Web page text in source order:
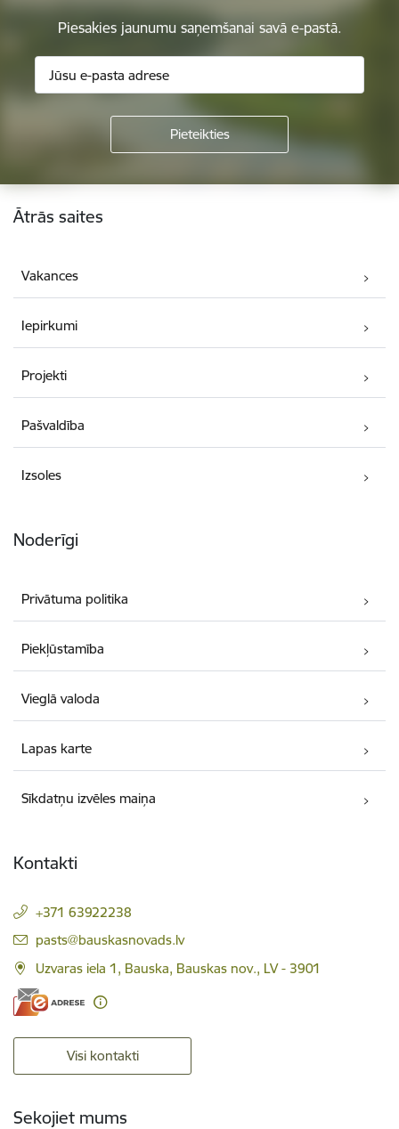
Piesakies jaunumu saņemšanai savā e-pastā.
Kājene
Ātrās saites
Vakances
Iepirkumi
Projekti
Pašvaldība
Izsoles
Noderīgi
Privātuma politika
Piekļūstamība
Vieglā valoda
Lapas karte
Sīkdatņu izvēles maiņa
Kontakti
+371 63922238
E-pasts:
pasts@bauskasnovads.lv
Uzvaras iela 1, Bauska, Bauskas nov., LV - 3901
Visi kontakti
Sekojiet mums